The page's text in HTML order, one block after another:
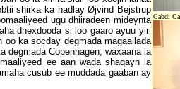
Cabdi
shirka ka hadlay Øjvind Bejstrup
ugu dhiiradeen mideynta
dhexdooda si loo gaaro ayuu yiri
ka socday degmada magaallada
degmada Copenhagen, waxaana la
ee aan wada shaqayn la
cusub ee muddada gaaban ay